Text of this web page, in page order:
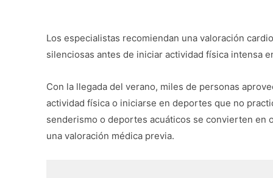
Los especialistas recomiendan una valoración
silenciosas antes de iniciar actividad física intensa
Con la llegada del verano, miles de personas
actividad física o iniciarse en deportes que no
senderismo o deportes acuáticos se convierten en
una valoración médica previa.